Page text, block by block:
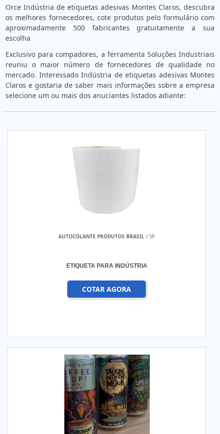
Orce Indústria de etiquetas adesivas Montes Claros, descubra
os melhores fornecedores, cote produtos pelo formulário com
aproximadamente 500 fabricantes gratuitamente a sua
escolha
Exclusivo para compadores, a ferramenta Soluções Industriais
reuniu o maior número de fornecedores de qualidade no
mercado. Interessado Indústria de etiquetas adesivas Montes
Claros e gostaria de saber mais informações sobre a empresa
selecione um ou mais dos anuciantes listados adiante:
AUTOCOLANTE PRODUTOS BRASIL / SP
ETIQUETA PARA INDÚSTRIA
COTAR AGORA